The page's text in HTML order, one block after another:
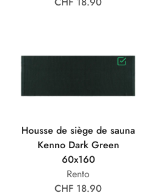
Housse de siège de sauna
Kenno Dark Green
60x160
Rento
CHF 18.90